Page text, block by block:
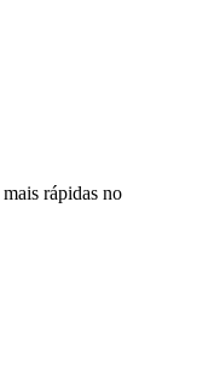
rápidas no